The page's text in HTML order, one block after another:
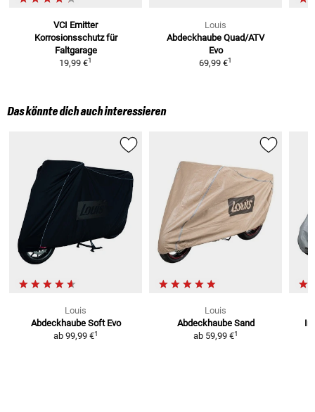
VCI Emitter
Korrosionsschutz für
Faltgarage
19,99 €1
Louis
Abdeckhaube Quad/ATV
Evo
69,99 €1
Das könnte dich auch interessieren
Louis
Abdeckhaube Soft Evo
ab 99,99 €1
Louis
Abdeckhaube Sand
ab 59,99 €1